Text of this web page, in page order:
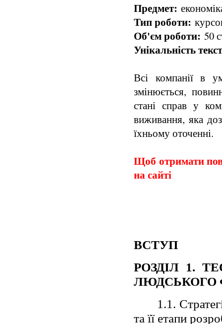
Предмет:
Тип роботи:
Об'єм роботи: 50
Унікальність
Всі компанії в
змінюється,
стані справ у
виживання, яка
їхньому оточенні.
Щоб отримати
на сайті
ВСТУП
РОЗДІЛ 1.
ЛЮДСЬКОГО
1.1.
та її етапи